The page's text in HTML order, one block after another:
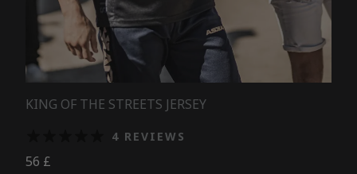
KING OF THE STREETS JERSEY
4 REVIEWS
56 £